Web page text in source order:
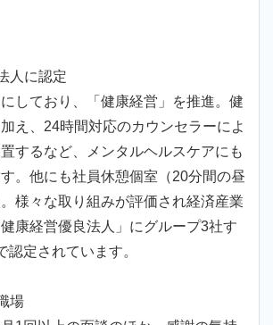
人に認定
しており、「健康経営」を推進。健
え、24時間対応のカウンセラーによ
するなど、メンタルヘルスケアにも
。他にも社員休憩個室（20分間の昼
様々な取り組みが評価され経済産業
康経営優良法人」にグループ3社す
認定されています。
場